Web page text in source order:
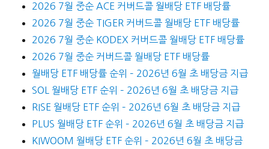
2026 7월 중순 ACE 커버드콜 월배당 ETF 배당률
2026 7월 중순 TIGER 커버드콜 월배당 ETF 배당률
2026 7월 중순 KODEX 커버드콜 월배당 ETF 배당률
2026 7월 중순 커버드콜 월배당 ETF 배당률
월배당 ETF 배당률 순위 – 2026년 6월 초 배당금 지급
SOL 월배당 ETF 순위 – 2026년 6월 초 배당금 지급
RISE 월배당 ETF 순위 – 2026년 6월 초 배당금 지급
PLUS 월배당 ETF 순위 – 2026년 6월 초 배당금 지급
KIWOOM 월배당 ETF 순위 – 2026년 6월 초 배당금